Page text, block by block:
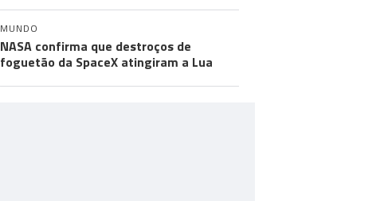
MUNDO
NASA confirma que destroços de
foguetão da SpaceX atingiram a Lua